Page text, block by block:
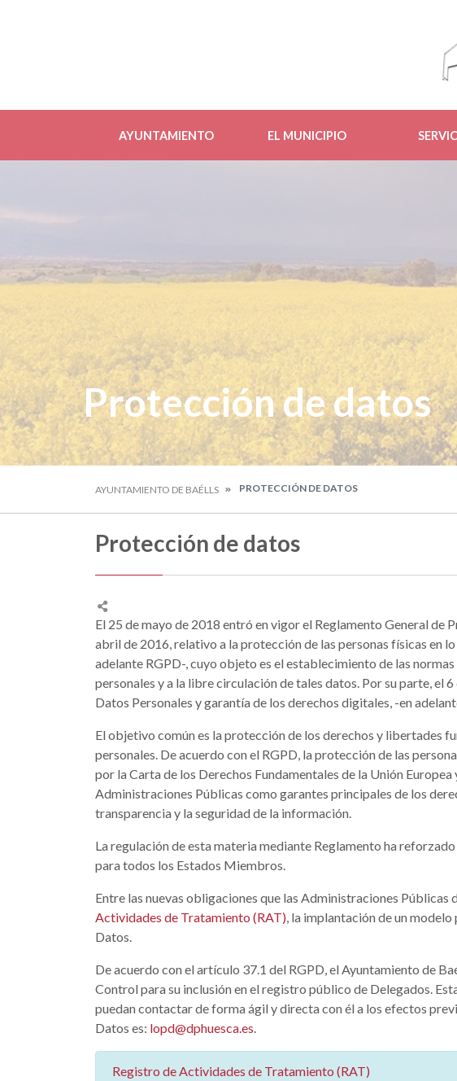
AYUNTAMIENTO EL MUNICIPIO
Protección de datos
AYUNTAMIENTO DE BAÉLLS PROTECCIÓN DE DATOS
Protección de datos
El 25 de mayo de 2018 entró en vigor el Reglamento General
abril de 2016, relativo a la protección de las personas físicas en
adelante RGPD-, cuyo objeto es el establecimiento de las
personales y a la libre circulación de tales datos. Por su parte,
Datos Personales y garantía de los derechos digitales, -en
El objetivo común es la protección de los derechos y libertades
personales. De acuerdo con el RGPD, la protección de las
por la Carta de los Derechos Fundamentales de la Unión
Administraciones Públicas como garantes principales de los
transparencia y la seguridad de la información.
La regulación de esta materia mediante Reglamento ha
para todos los Estados Miembros.
Entre las nuevas obligaciones que las Administraciones
Actividades de Tratamiento (RAT), la implantación de un
Datos.
De acuerdo con el artículo 37.1 del RGPD, el Ayuntamiento de
Control para su inclusión en el registro público de Delegados.
puedan contactar de forma ágil y directa con él a los efectos
Datos es: lopd@dphuesca.es.
Registro de Actividades de Tratamiento (RAT)